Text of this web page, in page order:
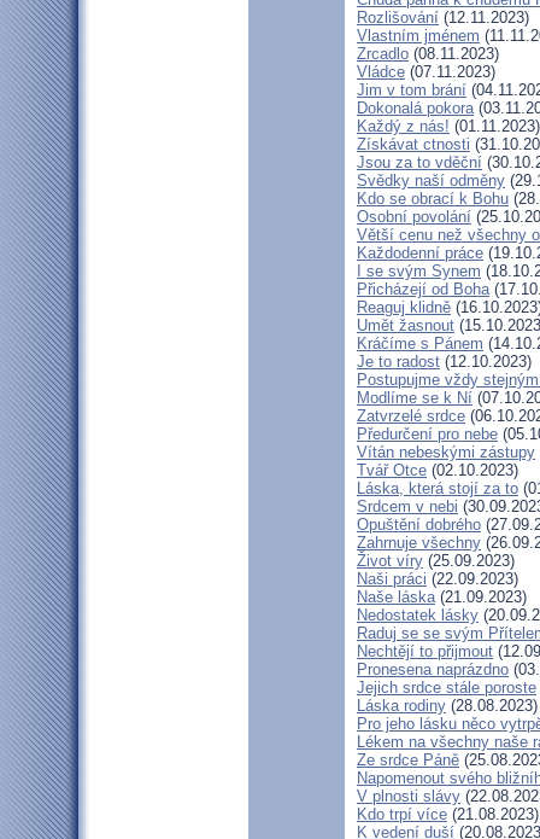
Rozlišování (12.11.2023)
Vlastním jménem
Zrcadlo (08.11.2023)
Vládce (07.11.2023)
Jim v tom brání
Dokonalá pokora
Každý z nás! (01.11.2023)
Získávat ctnosti
Jsou za to vděční
Svědky naší odměny
Kdo se obrací k Bohu
Osobní povolání
Větší cenu než všechny
Každodenní práce
I se svým Synem
Přicházejí od Boha
Reaguj klidně
Umět žasnout
Kráčíme s Pánem
Je to radost (12.10.2023)
Postupujme vždy
Modlíme se k Ní
Zatvrzelé srdce
Předurčení pro nebe
Vítán nebeskými zástupy
Tvář Otce (02.10.2023)
Láska, která stojí za to
Srdcem v nebi
Opuštění dobrého
Zahrnuje všechny
Život víry (25.09.2023)
Naši práci (22.09.2023)
Naše láska(21.09.2023)
Nedostatek lásky
Raduj se se svým
Nechtějí to přijmout
Pronesena naprázdno
Jejich srdce stále poroste
Láska rodiny (28.08.2023)
Pro jeho lásku něco
Lékem na všechny naše
Ze srdce Páně
Napomenout svého
V plnosti slávy
Kdo trpí více (21.08.2023)
K vedení duší